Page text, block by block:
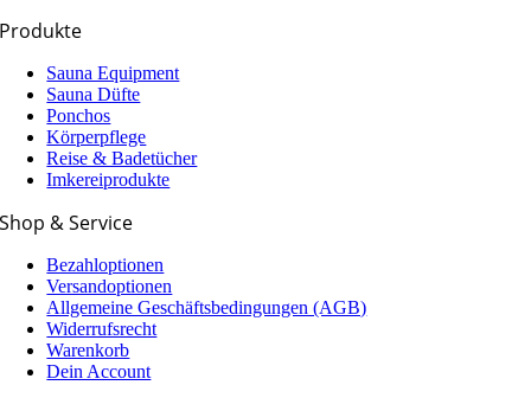
Produkte
Sauna Equipment
Sauna Düfte
Ponchos
Körperpflege
Reise & Badetücher
Imkereiprodukte
Shop & Service
Bezahloptionen
Versandoptionen
Allgemeine Geschäfts­­­bedingungen (AGB)
Widerrufsrecht
Warenkorb
Dein Account